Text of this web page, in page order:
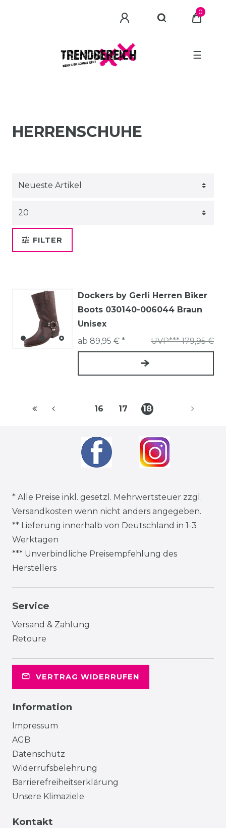
0
☰
HERRENSCHUHE
FILTER
Dockers by Gerli Herren Biker
Boots 030140-006044 Braun
Unisex
UVP*** 179,95 €
ab 89,95 € *
16 17 18
* Alle Preise inkl. gesetzl. Mehrwertsteuer zzgl.
Versandkosten wenn nicht anders angegeben.
** Lieferung innerhalb von Deutschland in 1-3
Werktagen
*** Unverbindliche Preisempfehlung des
Herstellers
Service
Versand & Zahlung
Retoure
VERTRAG WIDERRUFEN
Information
Impressum
AGB
Datenschutz
Widerrufsbelehrung
Barrierefreiheitserklärung
Unsere Klimaziele
Kontakt